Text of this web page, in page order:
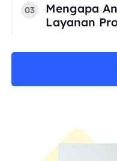
03
Mengapa
Layanan